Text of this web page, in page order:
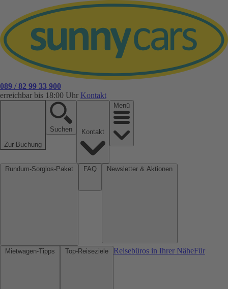
089 / 82 99 33 900
erreichbar bis 18:00 Uhr Kontakt
Zur Buchung
Suchen
Menü
Reisebüros in Ihrer NäheFür